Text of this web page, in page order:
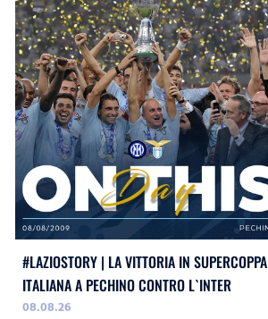
#LAZIOSTORY | LA VITTORIA IN SUPERCOPPA
ITALIANA A PECHINO CONTRO L`INTER
08.08.26